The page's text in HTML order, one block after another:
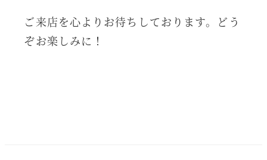
ご来店を心よりお待ちしております。どう
ぞお楽しみに！